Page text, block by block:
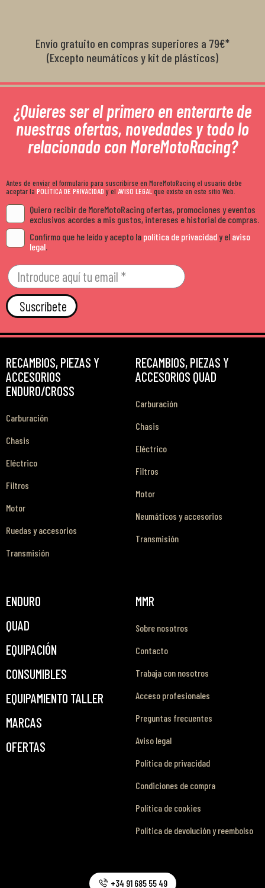
Envío gratuito en compras superiores a 79€*
(Excepto neumáticos y kit de plásticos)
¿Quieres ser el primero en enterarte de
nuestras ofertas, novedades y todo lo
relacionado con MoreMotoRacing?
Antes de enviar el formulario para suscribirse en MoreMotoRacing el usuario debe
aceptar la POLÍTICA DE PRIVACIDADy el AVISO LEGALque existe en este sitio Web.
Quiero recibir de MoreMotoRacing ofertas, promociones y eventos
exclusivos acordes a mis gustos, intereses e historial de compras.
Confirmo que he leído y acepto la política de privacidady el aviso
legal
Suscríbete
RECAMBIOS, PIEZAS Y
ACCESORIOS
ENDURO/CROSS
Carburación
Chasis
Eléctrico
Filtros
Motor
Ruedas y accesorios
Transmisión
RECAMBIOS, PIEZAS Y
ACCESORIOS QUAD
Carburación
Chasis
Eléctrico
Filtros
Motor
Neumáticos y accesorios
Transmisión
ENDURO
QUAD
EQUIPACIÓN
CONSUMIBLES
EQUIPAMIENTO TALLER
MARCAS
OFERTAS
MMR
Sobre nosotros
Contacto
Trabaja con nosotros
Acceso profesionales
Preguntas frecuentes
Aviso legal
Política de privacidad
Condiciones de compra
Política de cookies
Política de devolución y reembolso
+34 91 685 55 49